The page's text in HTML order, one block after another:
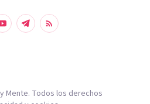
Mente. Todos los derechos